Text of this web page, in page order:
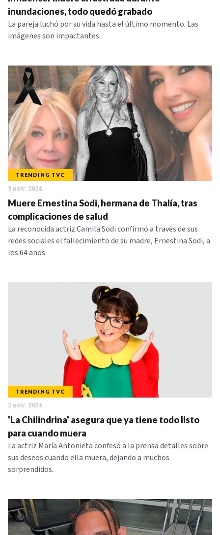
NOTICIAS
inundaciones, todo quedó grabado
La pareja luchó por su vida hasta el último momento. Las
imágenes son impactantes.
TRENDING TVC
9 nov. 2024
Muere Ernestina Sodi, hermana de Thalía, tras
complicaciones de salud
La reconocida actriz Camila Sodi confirmó a través de sus
redes sociales el fallecimiento de su madre, Ernestina Sodi, a
los 64 años.
TRENDING TVC
2 nov. 2024
'La Chilindrina' asegura que ya tiene todo listo
para cuando muera
La actriz María Antonieta confesó a la prensa detalles sobre
sus deseos cuando ella muera, dejando a muchos
sorprendidos.